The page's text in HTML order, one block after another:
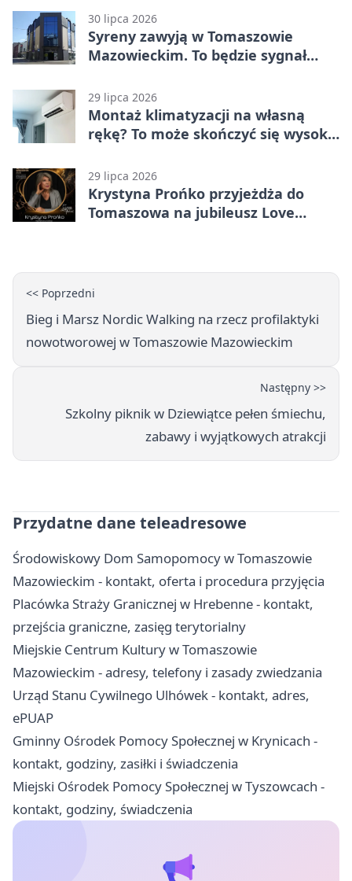
30 lipca 2026
Syreny zawyją w Tomaszowie
Mazowieckim. To będzie sygnał
29 lipca 2026
Montaż klimatyzacji na własną
rękę? To może skończyć się wysoką
29 lipca 2026
Krystyna Prońko przyjeżdża do
Tomaszowa na jubileusz Love
<< Poprzedni
Bieg i Marsz Nordic Walking na rzecz profilaktyki
nowotworowej w Tomaszowie Mazowieckim
Następny >>
Szkolny piknik w Dziewiątce pełen śmiechu,
zabawy i wyjątkowych atrakcji
Przydatne dane teleadresowe
Środowiskowy Dom Samopomocy w Tomaszowie
Mazowieckim - kontakt, oferta i procedura przyjęcia
Placówka Straży Granicznej w Hrebenne - kontakt,
przejścia graniczne, zasięg terytorialny
Miejskie Centrum Kultury w Tomaszowie
Mazowieckim - adresy, telefony i zasady zwiedzania
Urząd Stanu Cywilnego Ulhówek - kontakt, adres,
ePUAP
Gminny Ośrodek Pomocy Społecznej w Krynicach -
kontakt, godziny, zasiłki i świadczenia
Miejski Ośrodek Pomocy Społecznej w Tyszowcach -
kontakt, godziny, świadczenia